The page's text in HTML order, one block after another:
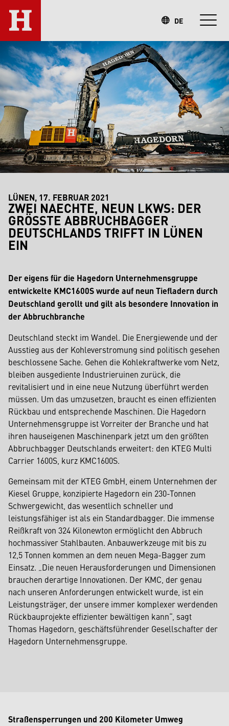
DE
LÜNEN, 17. FEBRUAR 2021
ZWEI NAECHTE, NEUN LKWS: DER
GRÖSSTE ABBRUCHBAGGER D
EUTSCHLANDS TRIFFT IN LÜNEN E
IN
Der eigens für die Hagedorn Unternehmensgruppe
entwickelte KMC1600S wurde auf neun Tiefladern durch
Deutschland gerollt und gilt als besondere Innovation in
der Abbruchbranche
Deutschland steckt im Wandel. Die Energiewende und der
Ausstieg aus der Kohleverstromung sind politisch gesehen
beschlossene Sache. Gehen die Kohlekraftwerke vom Netz,
bleiben ausgediente Industrieruinen zurück, die
revitalisiert und in eine neue Nutzung überführt werden
müssen. Um das umzusetzen, braucht es einen effizienten
Rückbau und entsprechende Maschinen. Die Hagedorn
Unternehmensgruppe ist Vorreiter der Branche und hat
ihren hauseigenen Maschinenpark jetzt um den größten
Abbruchbagger Deutschlands erweitert: den KTEG Multi
Carrier 1600S, kurz KMC1600S.
Gemeinsam mit der KTEG GmbH, einem Unternehmen der
Kiesel Gruppe, konzipierte Hagedorn ein 230-Tonnen
Schwergewicht, das wesentlich schneller und
leistungsfähiger ist als ein Standardbagger. Die immense
Reißkraft von 324 Kilonewton ermöglicht den Abbruch
hochmassiver Stahlbauten. Anbauwerkzeuge mit bis zu
12,5 Tonnen kommen an dem neuen Mega-Bagger zum
Einsatz. „Die neuen Herausforderungen und Dimensionen
brauchen derartige Innovationen. Der KMC, der genau
nach unseren Anforderungen entwickelt wurde, ist ein
Leistungsträger, der unsere immer komplexer werdenden
Rückbauprojekte effizienter bewältigen kann“, sagt
Thomas Hagedorn, geschäftsführender Gesellschafter der
Hagedorn Unternehmensgruppe.
Straßensperrungen und 200 Kilometer Umweg